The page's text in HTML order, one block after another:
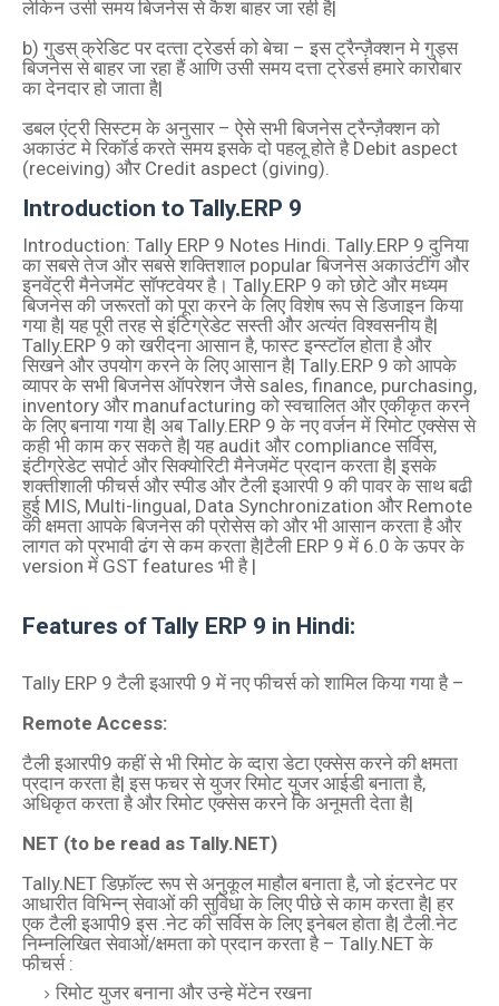
लेकिन उसी समय बिजनेस से कैश बाहर जा रही है|
b) गुडस् क्रेडिट पर दत्‍ता ट्रेडर्स को बेचा – इस ट्रैन्ज़ैक्शन मे गुड्स
बिजनेस से बाहर जा रहा हैं आणि उसी समय दत्ता ट्रेडर्स हमारे कारोबार
का देनदार हो जाता है|
डबल एंट्री सि‍स्‍टम के अनुसार – ऐसे सभी बिजनेस ट्रैन्ज़ैक्शन को
अकाउंट मे रिकॉर्ड करते समय इसके दो पहलू होते है Debit aspect
(receiving) और Credit aspect (giving).
Introduction to Tally.ERP 9
Introduction: Tally ERP 9 Notes Hindi. Tally.ERP 9 दुनिया
का सबसे तेज और सबसे शक्तिशाल popular बिजनेस अकाउंटींग और
इनवेंट्री मैनेजमेंट सॉफ्टवेयर है। Tally.ERP 9 को छोटे और मध्‍यम
बिजनेस की जरूरतों को पूरा करने के लिए विशेष रूप से डिजाइन किया
गया है| यह पूरी तरह से इंटिग्रेडेट सस्‍ती और अत्‍यंत विश्‍वसनीय है|
Tally.ERP 9 को खरीदना आसान है, फास्‍ट इन्‍स्‍टॉल होता है और
सिखने और उपयोग करने के लिए आसान है| Tally.ERP 9 को आपके
व्‍यापर के सभी बिजनेस ऑपरेशन जैसे sales, finance, purchasing,
inventory और manufacturing को स्‍वचालित और एकीकृत करने
के लिए बनाया गया है| अब Tally.ERP 9 के नए वर्जन में रिमोट एक्‍सेस से
कही भी काम कर सकते है| यह audit और compliance सर्विस,
इंटीग्रेडेट सपोर्ट और सिक्योरिटी मैनेजमेंट प्रदान करता है| इसके
शक्‍तीशाली फीचर्स और स्‍पीड और टैली इआरपी 9 की पावर के साथ बढी
हुई MIS, Multi-lingual, Data Synchronization और Remote
की क्षमता आपके बिजनेस की प्रोसेस को और भी आसान करता है और
लागत को प्रभावी ढंग से कम करता है|टैली ERP 9 में 6.0 के ऊपर के
version में GST features भी है |
Features of Tally ERP 9 in Hindi:
Tally ERP 9 टैली इआरपी 9 में नए फीचर्स को शामिल किया गया है –
Remote Access:
टैली इआरपी9 कहीं से भी रिमोट के व्‍दारा डेटा एक्‍सेस करने की क्षमता
प्रदान करता है| इस फचर से युजर रिमोट युजर आईडी बनाता है,
अधिकृत करता है और रिमोट एक्‍सेस करने कि अनूमती देता है|
NET (to be read as Tally.NET)
Tally.NET डिफ़ॉल्ट रूप से अनुकूल माहौल बनाता है, जो इंटरनेट पर
आधारीत विभिन्‍न् सेवाओं की सुविधा के लिए पीछे से काम करता है| हर
एक टैली इआपी9 इस .नेट की सर्विस के लिए इनेबल होता है| टैली.नेट
निम्‍नलिखित सेवाओं/क्षमता को प्रदान करता है – Tally.NET के
फीचर्स :
रिमोट युजर बनाना और उन्‍हे मेंटेन रखना